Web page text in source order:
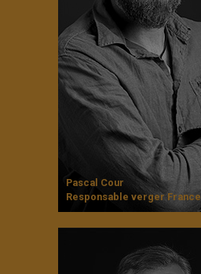
Pascal Cour
Responsable verger France